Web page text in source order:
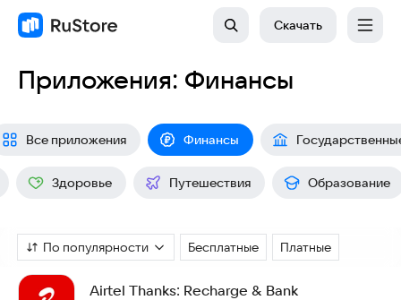
Скачать
Приложения: Финансы
Все приложения Финансы
Здоровье Путешествия Образование
По популярности Бесплатные Платные
Airtel Thanks: Recharge & Bank